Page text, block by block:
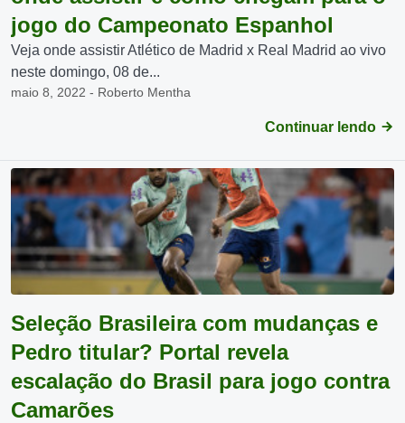
jogo do Campeonato Espanhol
Veja onde assistir Atlético de Madrid x Real Madrid ao vivo
neste domingo, 08 de...
maio 8, 2022 - Roberto Mentha
Continuar lendo
Seleção Brasileira com mudanças e
Pedro titular? Portal revela
escalação do Brasil para jogo contra
Camarões